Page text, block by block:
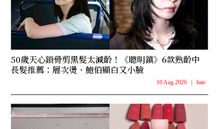
50歲天心鎖骨剪黑髮太減齡！《聰明鎮》6款熟齡中
長髮推薦：層次燙、鮑伯顯白又小臉
10 Aug 2026 | hair